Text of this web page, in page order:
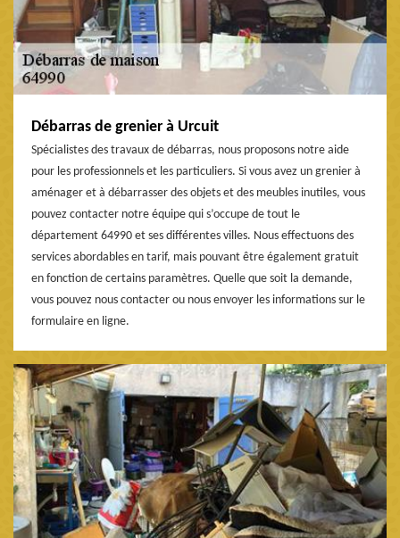
Débarras de grenier à Urcuit
Spécialistes des travaux de débarras, nous proposons notre aide
pour les professionnels et les particuliers. Si vous avez un grenier à
aménager et à débarrasser des objets et des meubles inutiles, vous
pouvez contacter notre équipe qui s’occupe de tout le
département 64990 et ses différentes villes. Nous effectuons des
services abordables en tarif, mais pouvant être également gratuit
en fonction de certains paramètres. Quelle que soit la demande,
vous pouvez nous contacter ou nous envoyer les informations sur le
formulaire en ligne.